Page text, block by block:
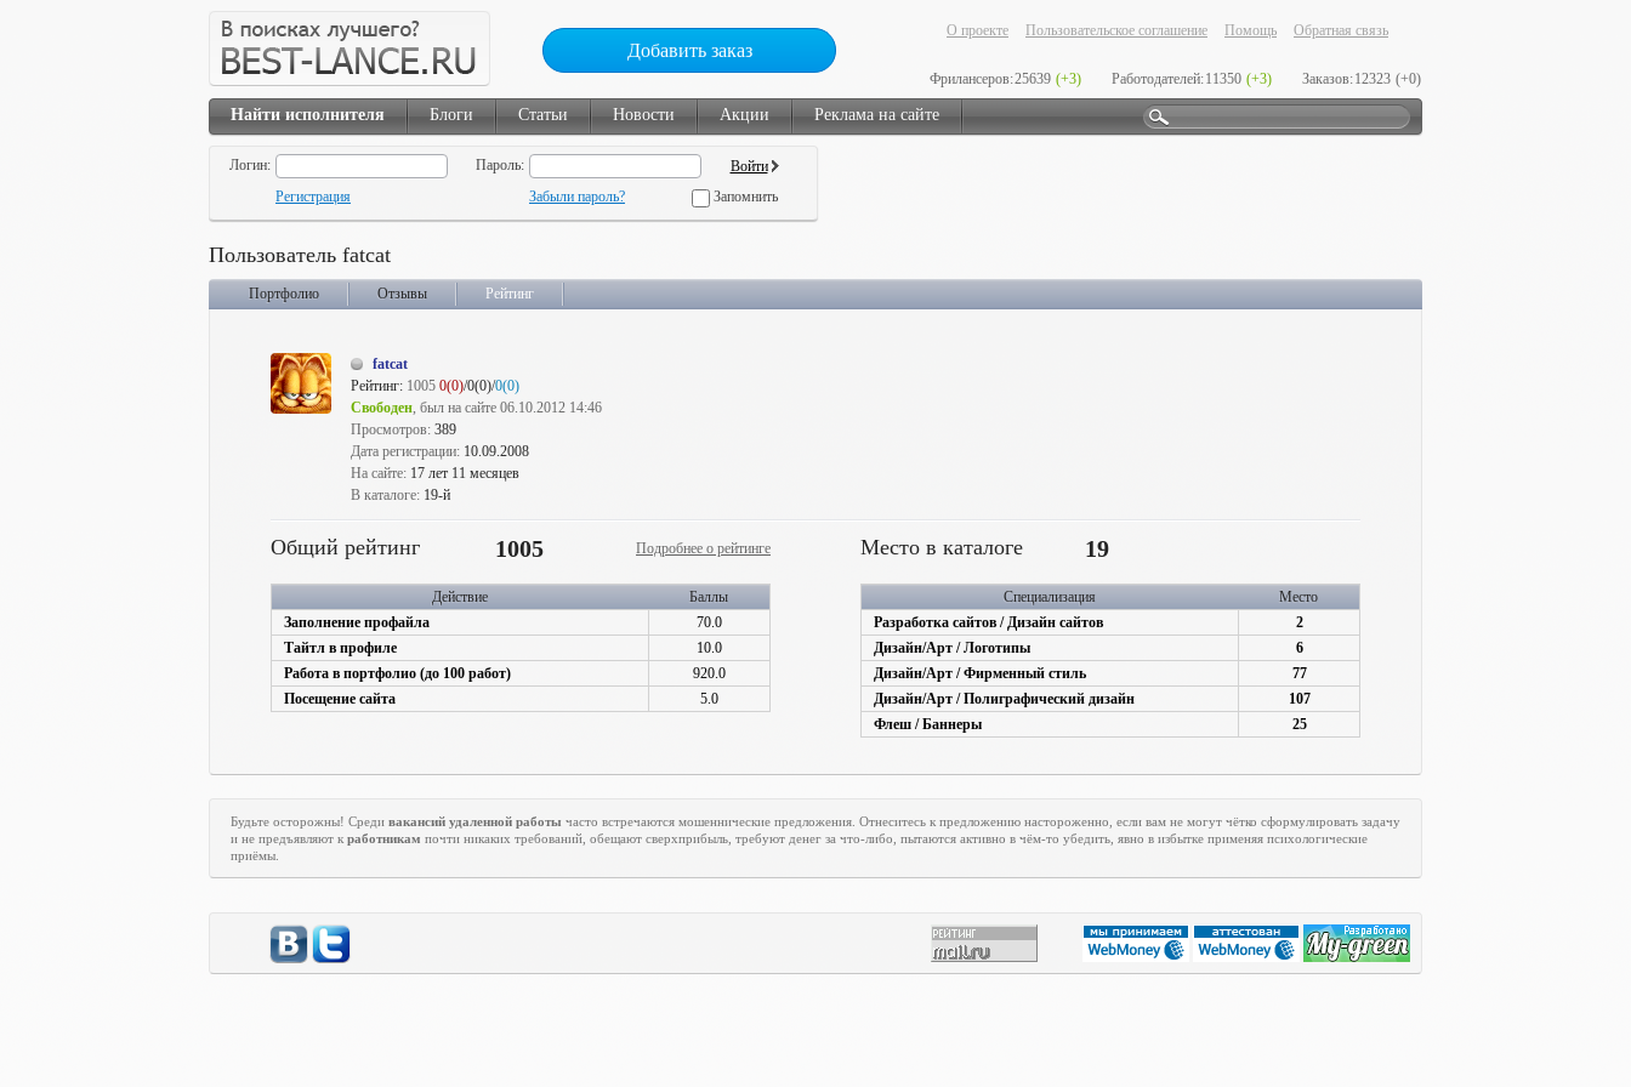
Добавить заказ
О проекте Пользовательское соглашение Помощь Обратная связь
Фрилансеров:25639 (+3) Работодателей:11350 (+3) Заказов:12323 (+0)
Найти исполнителя Блоги Статьи Новости Акции Реклама на сайте
Логин:
Пароль:
Регистрация
Забыли пароль? Запомнить
Пользователь fatcat
Портфолио Отзывы Рейтинг
fatcat
Рейтинг: 1005 0(0)/0(0)/0(0)
Свободен, был на сайте 06.10.2012 14:46
Просмотров: 389
Дата регистрации: 10.09.2008
На сайте: 17 лет 11 месяцев
В каталоге: 19-й
Общий рейтинг 1005 Подробнее о рейтинге
Действие
Баллы
Заполнение профайла
70.0
Тайтл в профиле
10.0
Работа в портфолио (до 100 работ)
920.0
Посещение сайта
5.0
Место в каталоге 19
Специализация
Место
Разработка сайтов / Дизайн сайтов
2
Дизайн/Арт / Логотипы
6
Дизайн/Арт / Фирменный стиль
77
Дизайн/Арт / Полиграфический дизайн
107
Флеш / Баннеры
25
Будьте осторожны! Среди вакансий удаленной работы часто встречаются мошеннические предложения. Отнеситесь к предложению настороженно, если вам не могут чётко сформулировать задачу
и не предъявляют к работникам почти никаких требований, обещают сверхприбыль, требуют денег за что-либо, пытаются активно в чём-то убедить, явно в избытке применяя психологические
приёмы.